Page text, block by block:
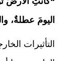
اليومَ عطلةٌ،
التأثيرات